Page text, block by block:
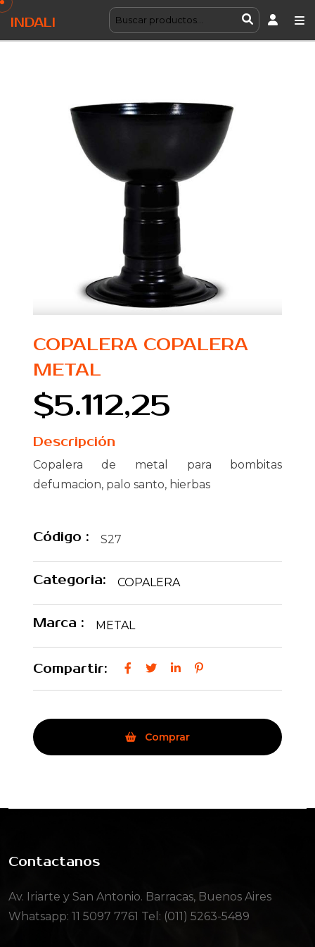
INDALI
COPALERA COPALERA
METAL
$5.112,25
Descripción
Copalera de metal para bombitas
defumacion, palo santo, hierbas
Código : S27
Categoria: COPALERA
Marca : METAL
Compartir:
Comprar
Contactanos
Av. Iriarte y San Antonio. Barracas, Buenos Aires
Whatsapp: 11 5097 7761 Tel: (011) 5263-5489